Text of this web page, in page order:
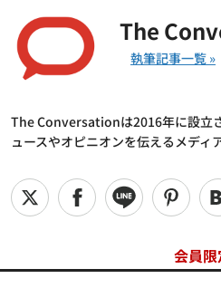
The
The Conversationは2016年に設立
ュースやオピニオンを伝えるメディ
会員